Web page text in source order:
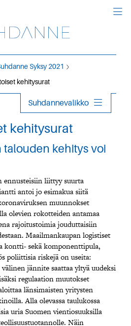
Syksy 2021
kehitysurat
kehitysurat
talouden kehitys voi
ennusteisiin liittyy suurta
antoi jo esimakua siitä
muunnokset
olevien rokotteiden antamaa
rajoitustoimia jouduttaisiin
Maailmankaupan logistiset
kontti- sekä komponenttipula,
poliittisia riskejä on useita:
jännite saattaa yltyä uudeksi
regulaation muutokset
länsimaisten yritysten
Alla olevassa taulukossa
uria Suomen vientiosuuksilla
Näin
Suhdannevalikko